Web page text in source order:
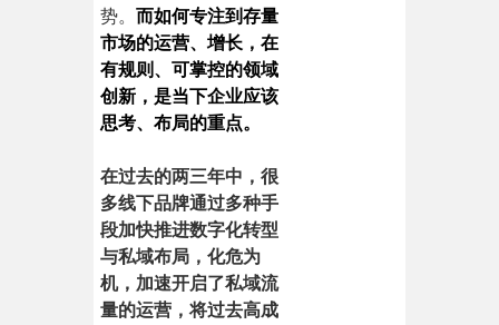
势。而如何专注到存量
市场的运营、增长，在
有规则、可掌控的领域
创新，是当下企业应该
思考、布局的重点。
在过去的两三年中，很
多线下品牌通过多种手
段加快推进数字化转型
与私域布局，化危为
机，加速开启了私域流
量的运营，将过去高成